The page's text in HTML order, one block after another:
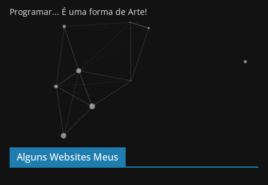
Programar... É uma forma de Arte!
Alguns Websites Meus